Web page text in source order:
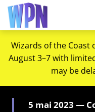
Wizards of the Coast
August 3–7 with
may be
5 mai 2023 —